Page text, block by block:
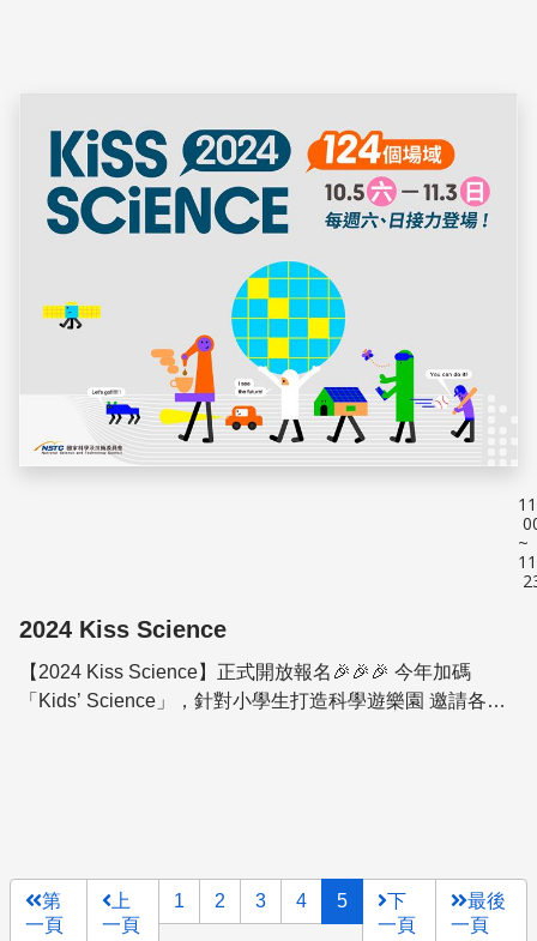
~
2024 Kiss Science
【2024 Kiss Science】正式開放報名🎉🎉🎉 今年加碼
「Kids’ Science」，針對小學生打造科學遊樂園 邀請各位
第
一頁
上
一頁
1 2 3 4 5
下
一頁
最後
一頁